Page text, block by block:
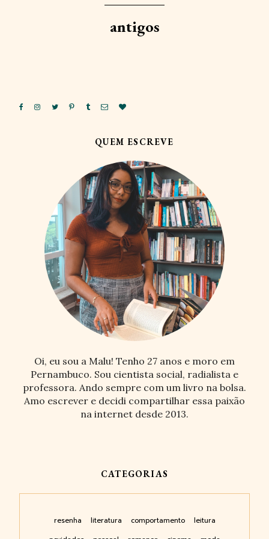
antigos
QUEM ESCREVE
Oi, eu sou a Malu! Tenho 27 anos e moro em
Pernambuco. Sou cientista social, radialista e
professora. Ando sempre com um livro na bolsa.
Amo escrever e decidi compartilhar essa paixão
na internet desde 2013.
CATEGORIAS
resenha literatura comportamento
leitura